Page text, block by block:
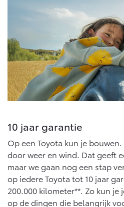
10 jaar garantie
Op een Toyota kun je
door weer en wind. Dat geeft
maar we gaan nog een stap
op iedere Toyota tot 10 jaar
200.000 kilometer**. Zo kun
op de dingen die belangrijk